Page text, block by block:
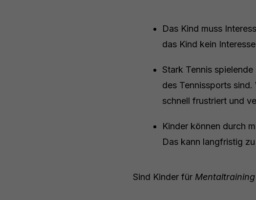
Das Kind muss
das Kind kein
Stark Tennis
des Tennissports
schnell frustriert und
Kinder können durch
Das kann langfristig
Sind Kinder für Mentaltraining